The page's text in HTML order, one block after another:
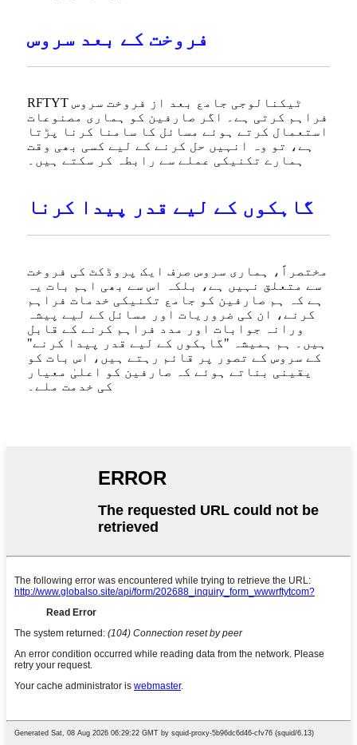
فروخت کے بعد سروس
RFTYT ٹیکنالوجی جامع بعد از فروخت سروس
فراہم کرتی ہے۔ اگر صارفین کو ہماری مصنوعات
استعمال کرتے ہوئے مسائل کا سامنا کرنا پڑتا
ہے، تو وہ انہیں حل کرنے کے لیے کسی بھی وقت
ہمارے تکنیکی عملے سے رابطہ کر سکتے ہیں۔
گاہکوں کے لیے قدر پیدا کرنا
مختصراً، ہماری سروس صرف ایک پروڈکٹ کی فروخت
سے متعلق نہیں ہے، بلکہ اس سے بھی اہم بات یہ
ہے کہ ہم صارفین کو جامع تکنیکی خدمات فراہم
کرنے، ان کی ضروریات اور مسائل کے لیے پیشہ
ورانہ جوابات اور مدد فراہم کرنے کے قابل
ہیں۔ ہم ہمیشہ "گاہکوں کے لیے قدر پیدا کرنے"
کے سروس کے تصور پر قائم رہتے ہیں، اس بات کو
یقینی بناتے ہوئے کہ صارفین کو اعلیٰ معیار
کی خدمت ملے۔